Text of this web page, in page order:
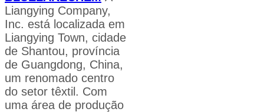
Liangying Company,
Inc. está localizada em
Liangying Town, cidade
de Shantou, província
de Guangdong, China,
um renomado centro
do setor têxtil. Com
uma área de produção